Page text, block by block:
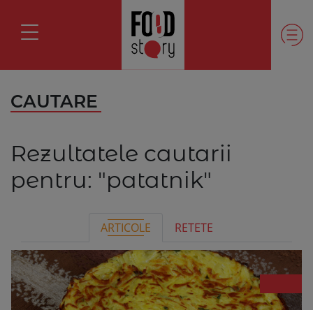
CAUTARE
Rezultatele cautarii
pentru: "patatnik"
ARTICOLE RETETE